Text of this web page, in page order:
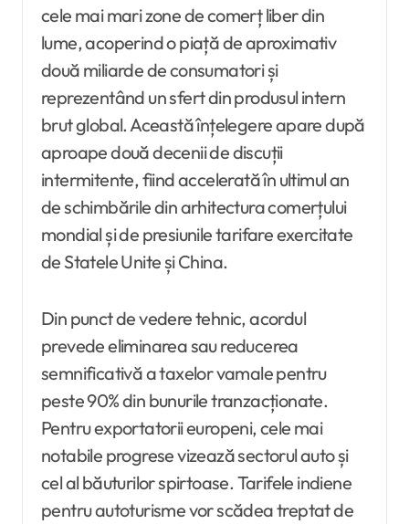
cele mai mari zone de comerț liber din
lume, acoperind o piață de aproximativ
două miliarde de consumatori și
reprezentând un sfert din produsul intern
brut global. Această înțelegere apare după
aproape două decenii de discuții
intermitente, fiind accelerată în ultimul an
de schimbările din arhitectura comerțului
mondial și de presiunile tarifare exercitate
de Statele Unite și China.
Din punct de vedere tehnic, acordul
prevede eliminarea sau reducerea
semnificativă a taxelor vamale pentru
peste 90% din bunurile tranzacționate.
Pentru exportatorii europeni, cele mai
notabile progrese vizează sectorul auto și
cel al băuturilor spirtoase. Tarifele indiene
pentru autoturisme vor scădea treptat de